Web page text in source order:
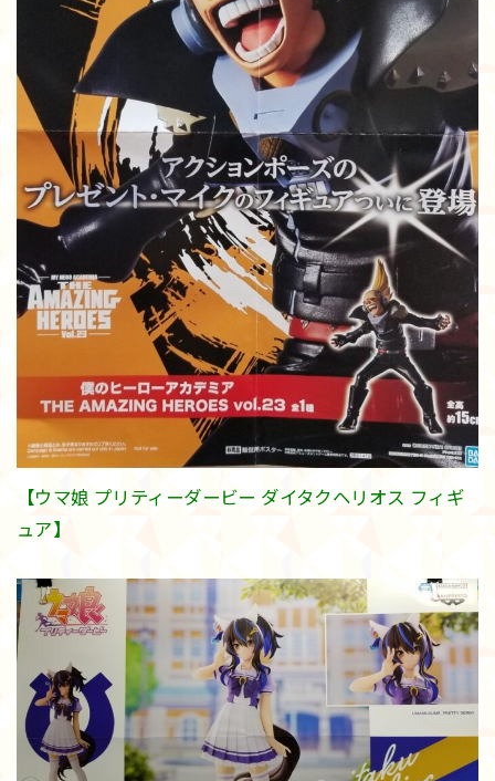
【ウマ娘 プリティーダービー ダイタクヘリオス フィギ
ュア】